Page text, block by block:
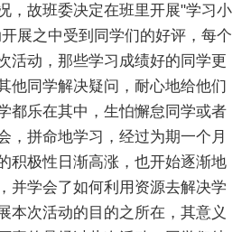
，故班委决定在班里开展"学习小
展之中受到同学们的好评，每个
活动，那些学习成绩好的同学更
他同学解决疑问，耐心地给他们
都乐在其中，生怕懈怠同学或者
，拼命地学习，经过为期一个月
积极性日渐高涨，也开始逐渐地
并学会了如何利用资源去解决学
本次活动的目的之所在，其意义